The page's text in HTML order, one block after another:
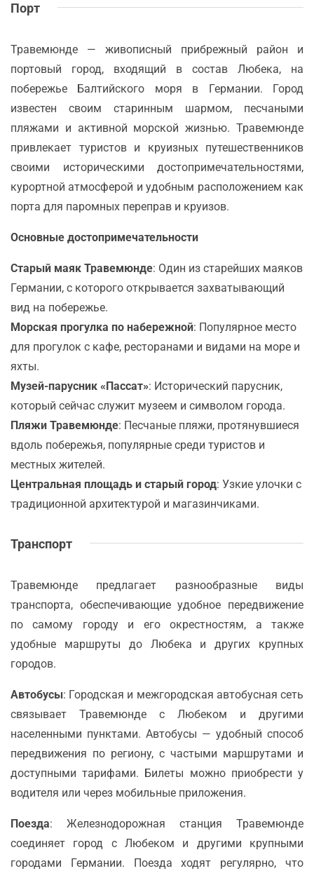
Порт
Травемюнде — живописный прибрежный район и
портовый город, входящий в состав Любека, на
побережье Балтийского моря в Германии. Город
известен своим старинным шармом, песчаными
пляжами и активной морской жизнью. Травемюнде
привлекает туристов и круизных путешественников
своими историческими достопримечательностями,
курортной атмосферой и удобным расположением как
порта для паромных переправ и круизов.
Основные достопримечательности
Старый маяк Травемюнде: Один из старейших маяков
Германии, с которого открывается захватывающий
вид на побережье.
Морская прогулка по набережной: Популярное место
для прогулок с кафе, ресторанами и видами на море и
яхты.
Музей-парусник «Пассат»: Исторический парусник,
который сейчас служит музеем и символом города.
Пляжи Травемюнде: Песчаные пляжи, протянувшиеся
вдоль побережья, популярные среди туристов и
местных жителей.
Центральная площадь и старый город: Узкие улочки с
традиционной архитектурой и магазинчиками.
Транспорт
Травемюнде предлагает разнообразные виды
транспорта, обеспечивающие удобное передвижение
по самому городу и его окрестностям, а также
удобные маршруты до Любека и других крупных
городов.
Автобусы: Городская и межгородская автобусная сеть
связывает Травемюнде с Любеком и другими
населенными пунктами. Автобусы — удобный способ
передвижения по региону, с частыми маршрутами и
доступными тарифами. Билеты можно приобрести у
водителя или через мобильные приложения.
Поезда: Железнодорожная станция Травемюнде
соединяет город с Любеком и другими крупными
городами Германии. Поезда ходят регулярно, что